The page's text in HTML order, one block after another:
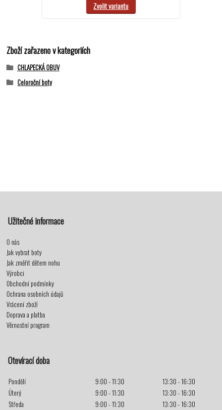
Zvolit variantu
Zboží zařazeno v kategoriích
CHLAPECKÁ OBUV
Celoroční boty
Užitečné informace
O nás
Jak vybrat boty
Jak změřit dětem nohu
Výrobci
Obchodní podmínky
Ochrana osobních údajů
Vrácení zboží
Doprava a platba
Věrnostní program
Otevírací doba
Pondělí 9:00 - 11:30
13:30 - 16:30
Úterý
9:00 - 11:30
13:30 - 16:30
Středa
9:00 - 11:30
13:30 - 16:30